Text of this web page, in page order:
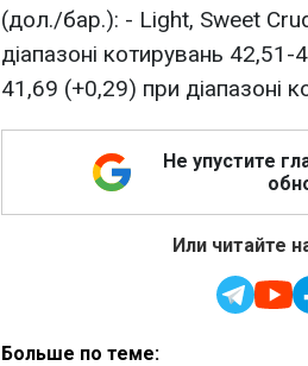
(дол./бар.): - Light, Sweet
діапазоні котирувань
41,69 (+0,29) при діапазоні
Не упустите
Или читайте
Больше по теме: